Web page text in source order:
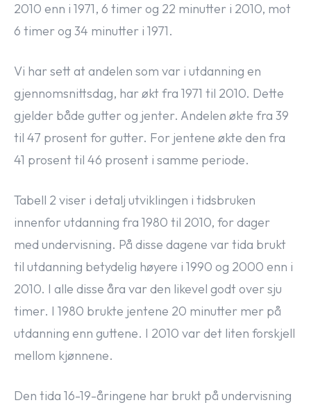
2010 enn i 1971, 6 timer og 22 minutter i 2010, mot
6 timer og 34 minutter i 1971.
Vi har sett at andelen som var i utdanning en
gjennomsnittsdag, har økt fra 1971 til 2010. Dette
gjelder både gutter og jenter. Andelen økte fra 39
til 47 prosent for gutter. For jentene økte den fra
41 prosent til 46 prosent i samme periode.
Tabell 2 viser i detalj utviklingen i tidsbruken
innenfor utdanning fra 1980 til 2010, for dager
med undervisning. På disse dagene var tida brukt
til utdanning betydelig høyere i 1990 og 2000 enn i
2010. I alle disse åra var den likevel godt over sju
timer. I 1980 brukte jentene 20 minutter mer på
utdanning enn guttene. I 2010 var det liten forskjell
mellom kjønnene.
Den tida 16-19-åringene har brukt på undervisning